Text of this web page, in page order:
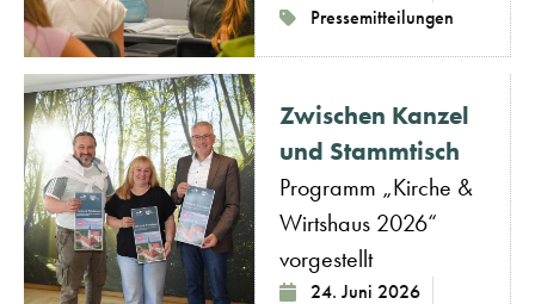
Pressemitteilungen
Zwischen Kanzel
und Stammtisch
Programm „Kirche &
Wirtshaus 2026“
vorgestellt
24. Juni 2026